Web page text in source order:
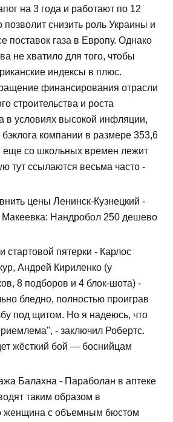
на 3 года и работают по 12
позволит снизить роль Украины и
поставок газа в Европу. Однако
не хватило для того, чтобы
индексы в плюс.
финансирования отрасли
строительства и роста
в условиях высокой инфляции,
компании в размере 353,6
еще со школьных времен лежит
тут ссылаются весьма часто -
цены Ленинск-Кузнецкий -
Макеевка: Нандробол 250 дешево
стартовой пятерки - Карлос
Андрей Кириленко (у
8 подборов и 4 блок-шота) -
бледно, полностью проиграв
под щитом. Но я надеюсь, что
- заключил Робертс.
жёсткий бой — боснийцам
Балахна - Параболан в аптеке
таким образом в
женщина с объемным бюстом